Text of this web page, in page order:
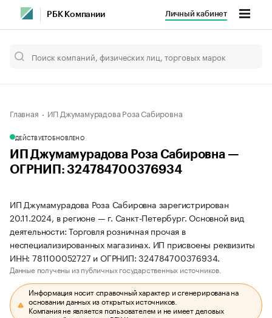
РБК Компании Личный кабинет
Главная ИП Джумамурадова Роза Сабировна
ДЕЙСТВУЕТОБНОВЛЕНО
ИП Джумамурадова Роза Сабировна —
ОГРНИП: 324784700376934
ИП Джумамурадова Роза Сабировна зарегистрирован
20.11.2024, в регионе — г. Санкт-Петербург. Основной вид
деятельности: Торговля розничная прочая в
неспециализированных магазинах. ИП присвоены реквизиты
ИНН: 781100052727 и ОГРНИП: 324784700376934.
Данные получены из публичных государственных источников.
Информация носит справочный характер и сгенерирована на
основании данных из открытых источников.
Компания не является пользователем и не имеет деловых